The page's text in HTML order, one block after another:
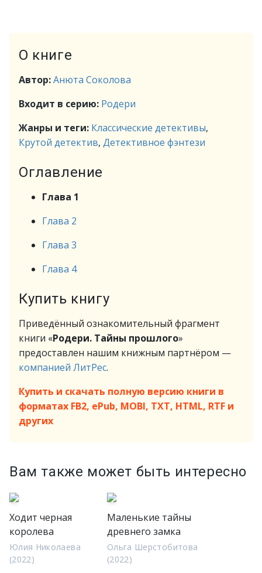
О книге
Автор:Анюта Соколова
Входит в серию: Родери
Жанры и теги: Классические детективы,
Крутой детектив, Детективное фэнтези
Оглавление
Глава 1
Глава 2
Глава 3
Глава 4
Купить книгу
Приведённый ознакомительный фрагмент
книги «Родери. Тайны прошлого»
предоставлен нашим книжным партнёром —
компанией ЛитРес.
Купить и скачать полную версию книги в
форматах FB2, ePub, MOBI, TXT, HTML, RTF и
других
Вам также может быть интересно
Ходит черная
королева
Юлия Николаева
(2022)
Маленькие тайны
древнего замка
Ольга Шерстобитова
(2022)